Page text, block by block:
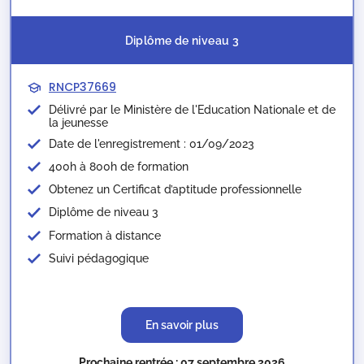
Diplôme de niveau 3
RNCP37669
Délivré par le Ministère de l'Education Nationale et de
la jeunesse​
Date de l'enregistrement : 01/09/2023
400h à 800h de formation
Obtenez un Certificat d’aptitude professionnelle
Diplôme de niveau 3
Formation à distance
Suivi pédagogique
En savoir plus